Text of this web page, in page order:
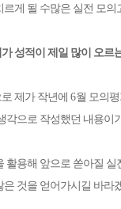
르게 될 수많은 실전 모
성적이 제일 많이 오르
제가 작년에 6월 모의
각으로 작성했던 내용이
활용해 앞으로 쏟아질
은 것을 얻어가시길 바라